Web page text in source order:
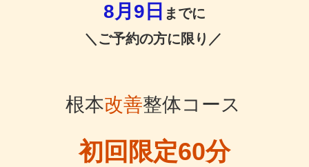
8月9日 までに
＼ご予約の方に限り／
根本改善整体コース
初回限定60分